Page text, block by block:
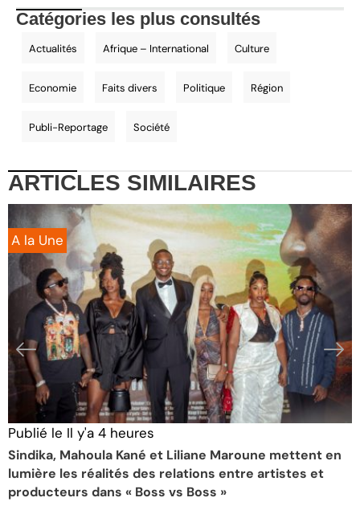
Catégories les plus consultés
Actualités Afrique – International Culture
Economie Faits divers Politique Région
Publi-Reportage Société
ARTICLES SIMILAIRES
A la Une
Publié le Il y'a 4 heures
Sindika, Mahoula Kané et Liliane Maroune mettent en
lumière les réalités des relations entre artistes et
producteurs dans « Boss vs Boss »